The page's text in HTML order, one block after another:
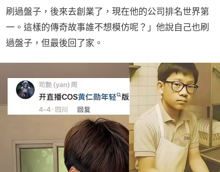
刷過盤子，後來去創業了，現在他的公司排名世界第
一。這樣的傳奇故事誰不想模仿呢？」他說自己也刷
過盤子，但最後回了家。